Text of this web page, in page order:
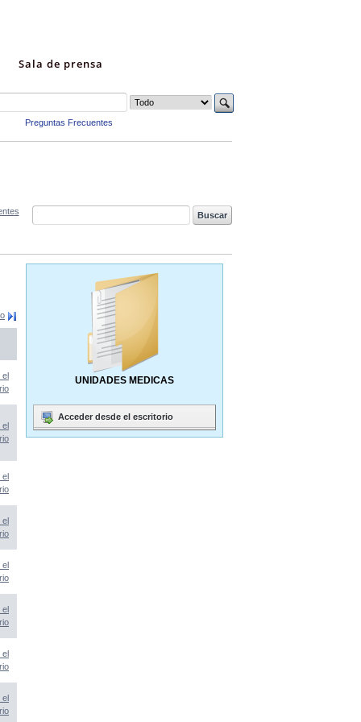
Sala de prensa
Preguntas Frecuentes
el
el
el
el
el
el
el
el
UNIDADES MEDICAS
Acceder desde el escritorio